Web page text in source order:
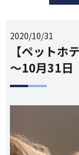
2020/10/31
【ペット
～10月31日